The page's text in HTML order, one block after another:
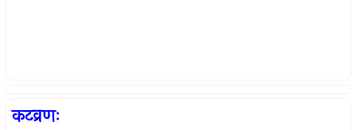
कटव्रणः